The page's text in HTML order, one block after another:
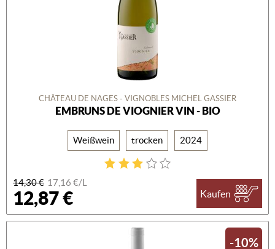
CHÂTEAU DE NAGES - VIGNOBLES MICHEL GASSIER
EMBRUNS DE VIOGNIER VIN - BIO
Weißwein trocken 2024
14,30 € 17,16 €/L
12,87 € Kaufen
-10%